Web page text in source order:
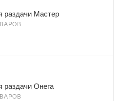
раздачи Мастер
раздачи Онега